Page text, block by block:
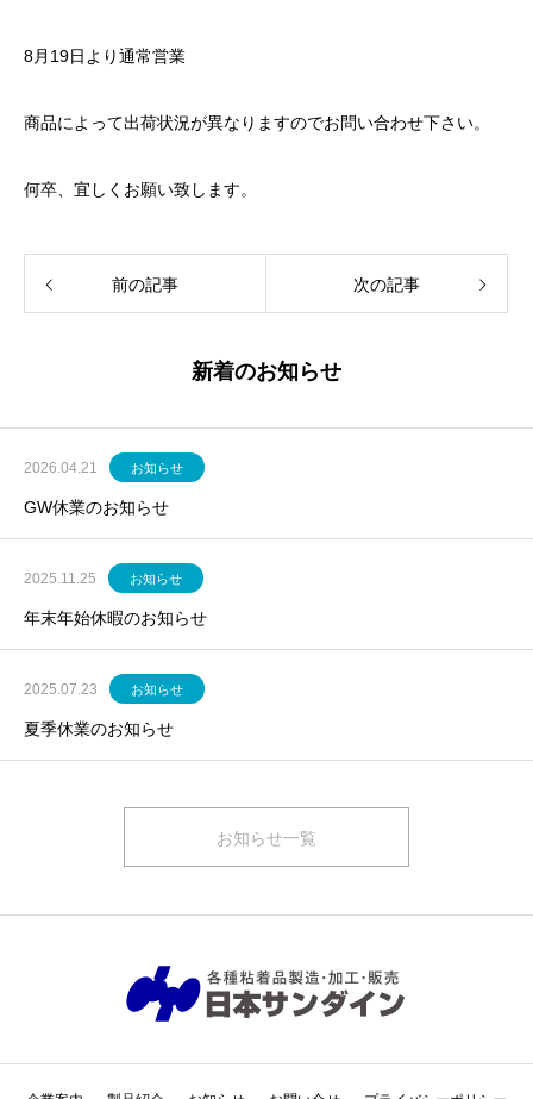
8月19日より通常営業
商品によって出荷状況が異なりますのでお問い合わせ下さい。
何卒、宜しくお願い致します。
前の記事 次の記事
新着のお知らせ
2026.04.21 お知らせ
GW休業のお知らせ
2025.11.25 お知らせ
年末年始休暇のお知らせ
2025.07.23 お知らせ
夏季休業のお知らせ
お知らせ一覧